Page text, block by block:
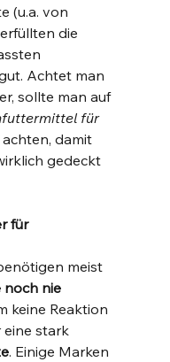
(u.a. von
die
Achtet man
sollte man auf
für
damit
gedeckt
für
meist
noch nie
keine Reaktion
eine stark
. Einige Marken